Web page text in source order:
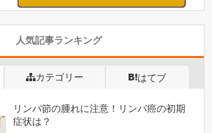
人気記事ランキング
カテゴリー はてブ
リンパ節の腫れに注意！リンパ癌の初期
症状は？